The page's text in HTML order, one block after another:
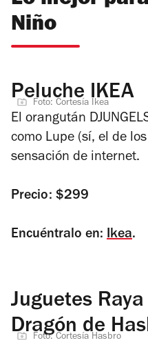
Niño
Peluche IKEA
Foto: Cortesía Ikea
El orangután
como Lupe (sí, el de
sensación de internet.
Precio: $299
Encuéntralo en: Ikea.
Juguetes
Dragón de
Foto: Cortesía Hasbro